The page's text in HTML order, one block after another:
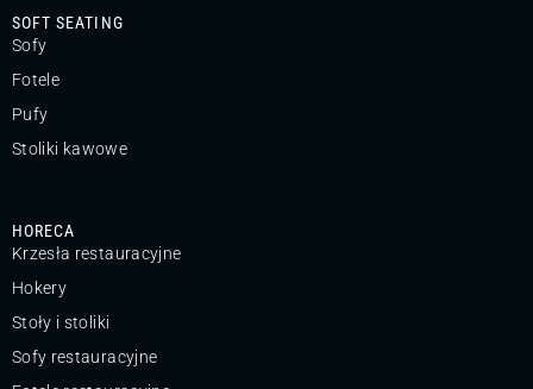
SOFT SEATING
Sofy
Fotele
Pufy
Stoliki kawowe
HORECA
Krzesła restauracyjne
Hokery
Stoły i stoliki
Sofy restauracyjne